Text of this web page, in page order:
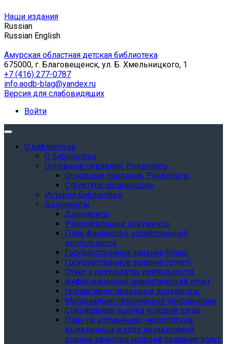
Наши издания
Russian
Russian English
Амурская областная детская библиотека
675000, г. Благовещенск, ул. Б. Хмельницкого, 1
+7 (416) 277-0787
info.aodb-blag@yandex.ru
Версия для слабовидящих
Войти
О библиотеке
О библиотеке
Основные сведения. Реквизиты
Основные сведения. Реквизиты
Структура организации
История библиотеки
Документы
Документы
Учредительные документы
План финансово-хозяйственной
деятельности
Государственное задание (план)
Государственное задание (отчет)
Отчет о результатах деятельности
Информационно-аналитический отчет
Нормативно-правовые документы
Материально-техническое обеспечение
Специальная оценка условий труда
План по устранению недостатков,
выявленных в ходе независимой
оценки качества условий оказания услуг